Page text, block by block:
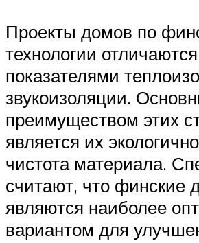
Проекты домов по
технологии
показателями
звукоизоляции.
преимуществом этих
является их
чистота материала.
считают, что финские
являются наиболее
вариантом для